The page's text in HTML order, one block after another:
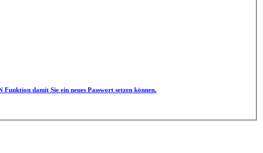
Funktion damit Sie ein neues Passwort setzen können.